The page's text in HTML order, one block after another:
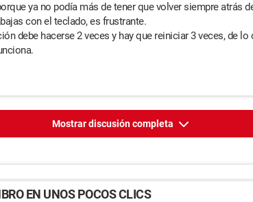
ya no podía más de tener que volver siempre atrás
con el teclado, es frustrante.
debe hacerse 2 veces y hay que reiniciar 3 veces, de lo
Mostrar discusión completa
EN UNOS POCOS CLICS